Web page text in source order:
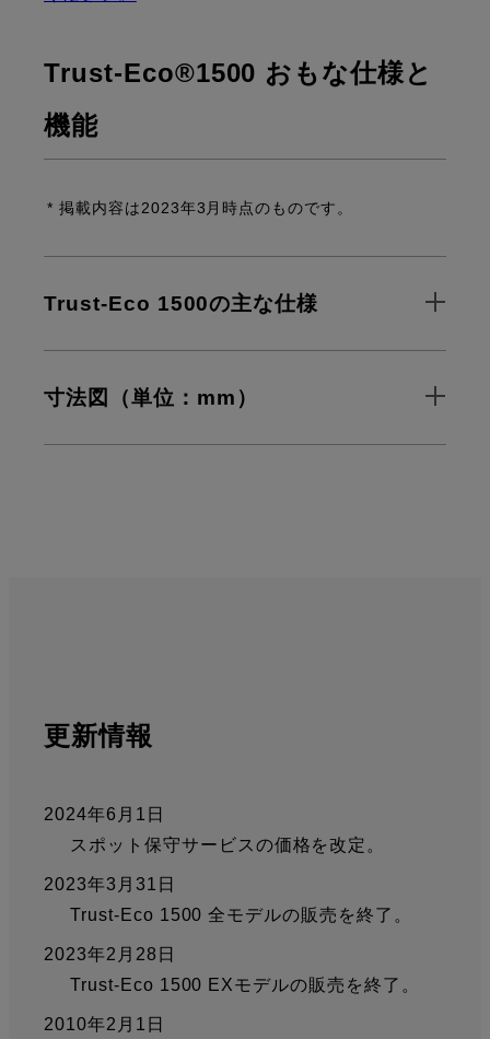
Trust-Eco®1500 おもな仕様と
機能
* 掲載内容は2023年3月時点のものです。
Trust-Eco 1500の主な仕様
寸法図（単位：mm）
更新情報
2024年6月1日
スポット保守サービスの価格を改定。
2023年3月31日
Trust-Eco 1500 全モデルの販売を終了。
2023年2月28日
Trust-Eco 1500 EXモデルの販売を終了。
2010年2月1日